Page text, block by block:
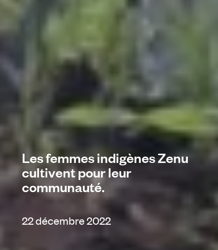
Les femmes indigènes Zenu
cultivent pour leur
communauté.
22 décembre 2022